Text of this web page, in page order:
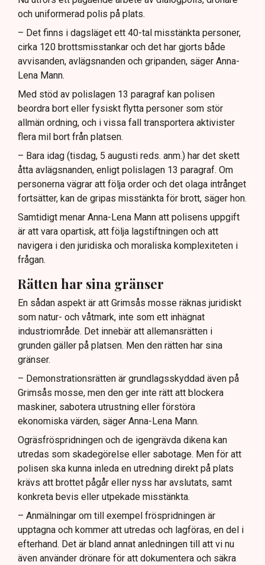
och uniformerad polis på plats.
– Det finns i dagsläget ett 40-tal misstänkta personer,
cirka 120 brottsmisstankar och det har gjorts både
avvisanden, avlägsnanden och gripanden, säger Anna-
Lena Mann.
Med stöd av polislagen 13 paragraf kan polisen
beordra bort eller fysiskt flytta personer som stör
allmän ordning, och i vissa fall transportera aktivister
flera mil bort från platsen.
– Bara idag (tisdag, 5 augusti reds. anm.) har det skett
åtta avlägsnanden, enligt polislagen 13 paragraf. Om
personerna vägrar att följa order och det olaga intrånget
fortsätter, kan de gripas misstänkta för brott, säger hon.
Samtidigt menar Anna-Lena Mann att polisens uppgift
är att vara opartisk, att följa lagstiftningen och att
navigera i den juridiska och moraliska komplexiteten i
frågan.
Rätten har sina gränser
En sådan aspekt är att Grimsås mosse räknas juridiskt
som natur- och våtmark, inte som ett inhägnat
industriområde. Det innebär att allemansrätten i
grunden gäller på platsen. Men den rätten har sina
gränser.
– Demonstrationsrätten är grundlagsskyddad även på
Grimsås mosse, men den ger inte rätt att blockera
maskiner, sabotera utrustning eller förstöra
ekonomiska värden, säger Anna-Lena Mann.
Ogräsfröspridningen och de igengrävda dikena kan
utredas som skadegörelse eller sabotage. Men för att
polisen ska kunna inleda en utredning direkt på plats
krävs att brottet pågår eller nyss har avslutats, samt
konkreta bevis eller utpekade misstänkta.
– Anmälningar om till exempel fröspridningen är
upptagna och kommer att utredas och lagföras, en del i
efterhand. Det är bland annat anledningen till att vi nu
även använder drönare för att dokumentera och säkra